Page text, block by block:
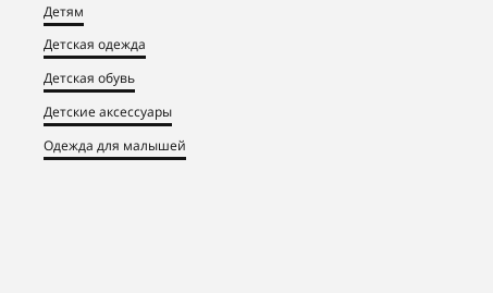
Детям
Детская одежда
Детская обувь
Детские аксессуары
Одежда для малышей